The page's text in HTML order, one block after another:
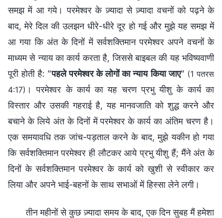
समझ में आ गये। परमेश्वर के ज़्यादा से ज़्यादा वचनों को पढ़ने के
बाद, मेरे दिल की उलझन धीरे-धीरे दूर हो गई और मुझे यह समझ में
आ गया कि अंत के दिनों में सर्वशक्तिमान परमेश्वर अपने वचनों के
माध्यम से न्याय का कार्य करता है, जिससे बाइबल की यह भविष्यवाणी
पूरी होती है: "पहले परमेश्‍वर के लोगों का न्याय किया जाए" (1 पतरस
4:17) । परमेश्वर के कार्य का यह चरण प्रभु यीशु के कार्य का
विस्तार और उसकी गहराई है, यह मानवजाति को शुद्ध करने और
बचाने के लिये अंत के दिनों में परमेश्वर के कार्य का अंतिम चरण है।
एक समयावधि तक जांच-पड़ताल करने के बाद, मुझे यकीन हो गया
कि सर्वशक्तिमान परमेश्वर ही लौटकर आये प्रभु यीशु हैं; मैंने अंत के
दिनों के सर्वशक्तिमान परमेश्वर के कार्य को खुशी से स्वीकार कर
लिया और अपने भाई-बहनों के साथ सभाओं में हिस्सा लेने लगी।
तीन महीनों से कुछ ज़्यादा समय के बाद, एक दिन सुबह मैं हमेशा